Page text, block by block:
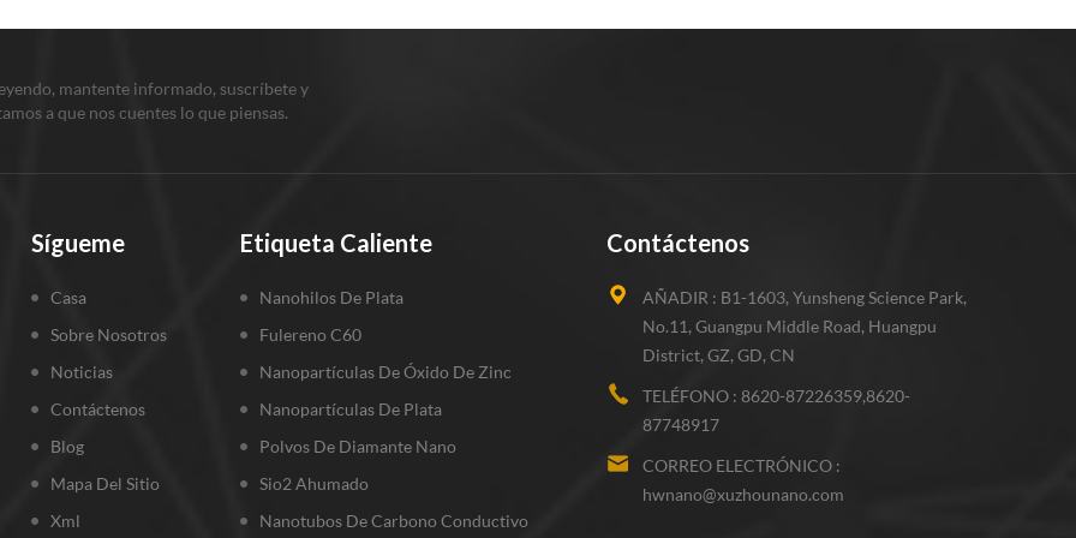
mantente informado, suscríbete y
a que nos cuentes lo que piensas.
Sígueme
Casa
Sobre Nosotros
Noticias
Contáctenos
Blog
Mapa Del Sitio
Xml
Etiqueta Caliente
Nanohilos De Plata
Fulereno C60
Nanopartículas De Óxido De Zinc
Nanopartículas De Plata
Polvos De Diamante Nano
Sio2 Ahumado
Nanotubos De Carbono Conductivo
Contáctenos
AÑADIR : B1-1603, Yunsheng Science Park,
No.11, Guangpu Middle Road, Huangpu
District, GZ, GD, CN
TELÉFONO : 8620-87226359,8620-
87748917
CORREO ELECTRÓNICO :
hwnano@xuzhounano.com